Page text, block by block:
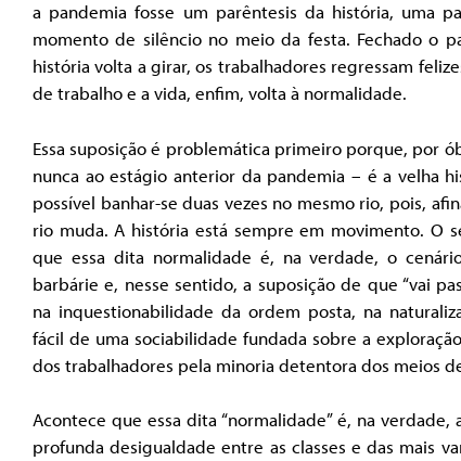
a pandemia fosse um parêntesis da história, uma
momento de silêncio no meio da festa. Fechado o
história volta a girar, os trabalhadores regressam
de trabalho e a vida, enfim, volta à normalidade.
Essa suposição é problemática primeiro porque, por
nunca ao estágio anterior da pandemia – é a velha
possível banhar-se duas vezes no mesmo rio, pois,
rio muda. A história está sempre em movimento. O
que essa dita normalidade é, na verdade, o
barbárie e, nesse sentido, a suposição de que “vai
na inquestionabilidade da ordem posta, na
fácil de uma sociabilidade fundada sobre a
dos trabalhadores pela minoria detentora dos meios
Acontece que essa dita “normalidade” é, na verdade,
profunda desigualdade entre as classes e das mais